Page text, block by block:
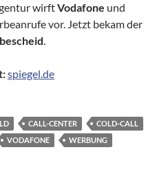
wirftVodafone und
vor. Jetzt bekam der
.
spiegel.de
CALL-CENTER
COLD-CALL
VODAFONE WERBUNG